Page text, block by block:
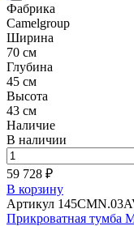
Фабрика
Camelgroup
Ширина
70 см
Глубина
45 см
Высота
43 см
Наличие
В наличии
59 728 ₽
В корзину
Артикул
Прикроватная тумба